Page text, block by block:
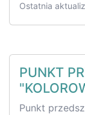
Ostatnia
PUNKT
Punkt